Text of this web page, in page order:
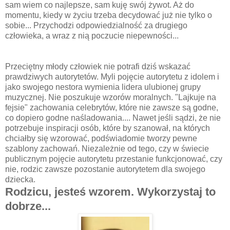
sam wiem co najlepsze, sam kuję swój żywot. Aż do
momentu, kiedy w życiu trzeba decydować już nie tylko o
sobie... Przychodzi odpowiedzialność za drugiego
człowieka, a wraz z nią poczucie niepewności...
Przeciętny młody człowiek nie potrafi dziś wskazać
prawdziwych autorytetów. Myli pojęcie autorytetu z idolem i
jako swojego nestora wymienia lidera ulubionej grupy
muzycznej. Nie poszukuje wzorów moralnych. "Lajkuje na
fejsie" zachowania celebrytów, które nie zawsze są godne,
co dopiero godne naśladowania.... Nawet jeśli sądzi, że nie
potrzebuje inspiracji osób, które by szanował, na których
chciałby się wzorować, podświadomie tworzy pewne
szablony zachowań. Niezależnie od tego, czy w świecie
publicznym pojęcie autorytetu przestanie funkcjonować, czy
nie, rodzic zawsze pozostanie autorytetem dla swojego
dziecka.
Rodzicu, jesteś wzorem. Wykorzystaj to
dobrze...